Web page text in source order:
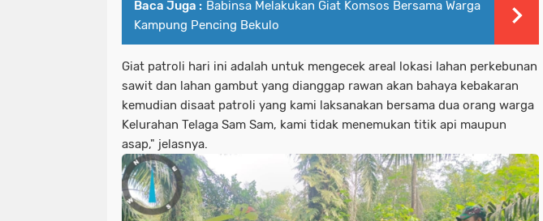
Baca Juga : Babinsa Melakukan Giat Komsos Bersama Warga
Kampung Pencing Bekulo
Giat patroli hari ini adalah untuk mengecek areal lokasi lahan perkebunan
sawit dan lahan gambut yang dianggap rawan akan bahaya kebakaran
kemudian disaat patroli yang kami laksanakan bersama dua orang warga
Kelurahan Telaga Sam Sam, kami tidak menemukan titik api maupun
asap," jelasnya.